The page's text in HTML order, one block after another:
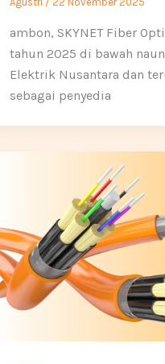
ambon, SKYNET Fiber
tahun 2025 di bawah
Elektrik Nusantara dan
sebagai penyedia